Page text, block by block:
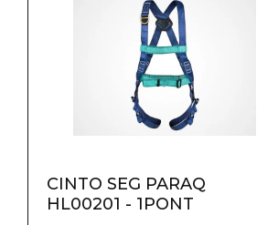
CINTO SEG PARAQ
HL00201 - 1PONT